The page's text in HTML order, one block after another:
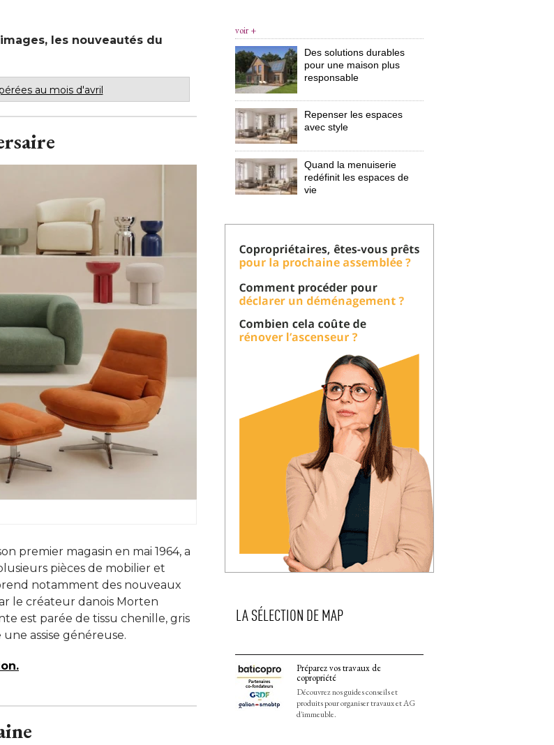
les nouveautés du
au mois d'avril
premier magasin en mai 1964, a
pièces de mobilier et
notamment des nouveaux
le créateur danois Morten
est parée de tissu chenille, gris
assise généreuse.
voir +
Des solutions durables
pour une maison plus
responsable
Repenser les espaces
avec style
Quand la menuiserie
redéfinit les espaces de
vie
LA SÉLECTION DE MAP
Préparez vos travaux de
copropriété
Découvrez nos guides conseils et
produits pour organiser travaux et AG
d'immeuble.